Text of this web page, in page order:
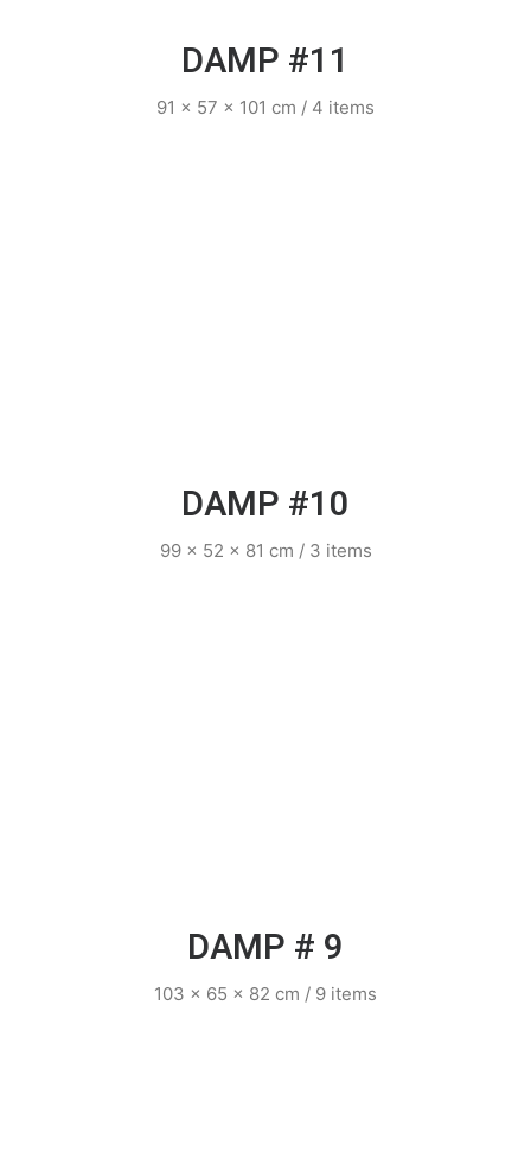
DAMP #11
91 x 57 x 101 cm / 4 items
DAMP #10
99 x 52 x 81 cm / 3 items
DAMP # 9
103 x 65 x 82 cm / 9 items